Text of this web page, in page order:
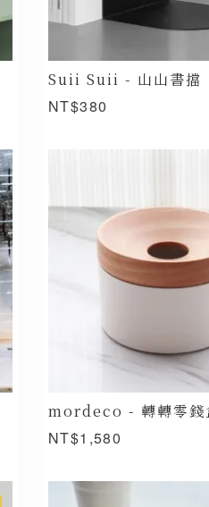
Suii Suii - 山山書擋
NT$380
mordeco - 轉轉零錢
NT$1,580